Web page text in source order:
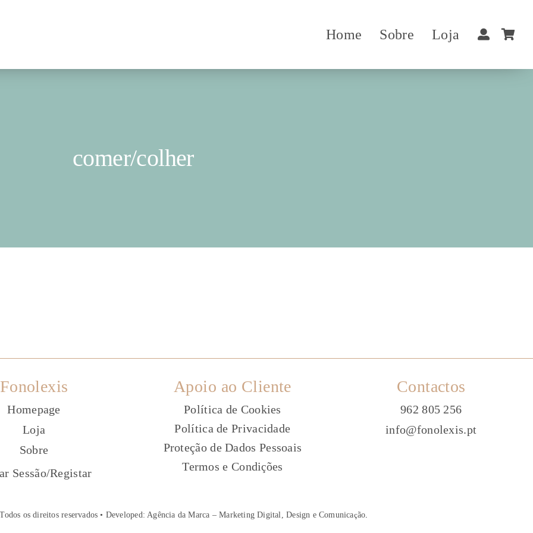
Home Sobre Loja
comer/colher
Fonolexis
Homepage
Loja
Sobre
Sessão/Registar
Apoio ao Cliente
Política de Cookies
Política de Privacidade
Proteção de Dados Pessoais
Termos e Condições
Contactos
962 805 256
info@fonolexis.pt
os direitos reservados • Developed:Agência da Marca – Marketing Digital, Design e Comunicação.